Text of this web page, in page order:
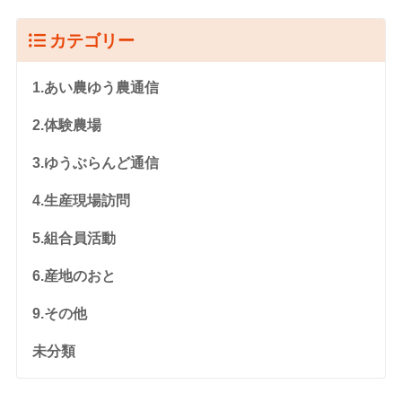
カテゴリー
1.あい農ゆう農通信
2.体験農場
3.ゆうぶらんど通信
4.生産現場訪問
5.組合員活動
6.産地のおと
9.その他
未分類